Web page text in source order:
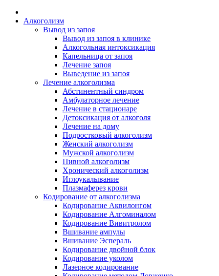
Алкоголизм
Вывод из запоя
Вывод из запоя в клинике
Алкогольная интоксикация
Капельница от запоя
Лечение запоя
Выведение из запоя
Лечение алкоголизма
Абстинентный синдром
Амбулаторное лечение
Лечение в стационаре
Детоксикация от алкоголя
Лечение на дому
Подростковый алкоголизм
Женский алкоголизм
Мужской алкоголизм
Пивной алкоголизм
Хронический алкоголизм
Иглоукалывание
Плазмаферез крови
Кодирование от алкоголизма
Кодирование Аквилонгом
Кодирование Алгоминалом
Кодирование Вивитролом
Вшивание ампулы
Вшивание Эспераль
Кодирование двойной блок
Кодирование уколом
Лазерное кодирование